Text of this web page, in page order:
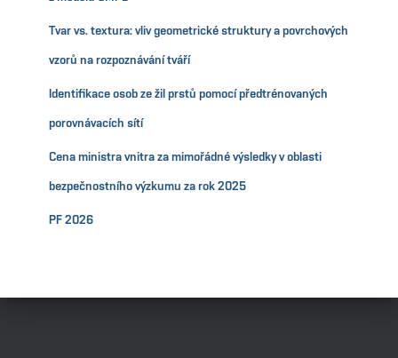
Tvar vs. textura: vliv geometrické struktury a povrchových
vzorů na rozpoznávání tváří
Identifikace osob ze žil prstů pomocí předtrénovaných
porovnávacích sítí
Cena ministra vnitra za mimořádné výsledky v oblasti
bezpečnostního výzkumu za rok 2025
PF 2026